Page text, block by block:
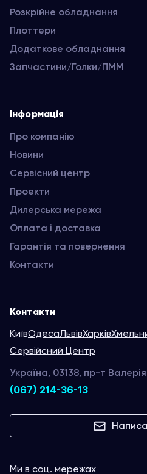
Розкрійне обладнання
Плоттери
Додаткове обладнання
Запчастини/Голки/ПММ
Інформація
Про компанію
Новини
Сервісний центр
Проекти
Дилерська мережа
Оплата і доставка
Гарантія та повернення
Контакти
Контакти
КиївОдесаЛьвівХарків
Сервійсний Центр
Україна, 03138, пр-т
(067) 214-36-13
Ми в соц. мережах